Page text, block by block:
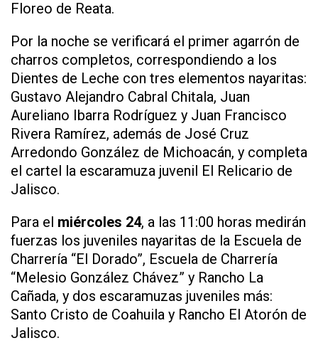
Floreo de Reata.
Por la noche se verificará el primer agarrón de
charros completos, correspondiendo a los
Dientes de Leche con tres elementos nayaritas:
Gustavo Alejandro Cabral Chitala, Juan
Aureliano Ibarra Rodríguez y Juan Francisco
Rivera Ramírez, además de José Cruz
Arredondo González de Michoacán, y completa
el cartel la escaramuza juvenil El Relicario de
Jalisco.
Para el miércoles 24, a las 11:00 horas medirán
fuerzas los juveniles nayaritas de la Escuela de
Charrería “El Dorado”, Escuela de Charrería
“Melesio González Chávez” y Rancho La
Cañada, y dos escaramuzas juveniles más:
Santo Cristo de Coahuila y Rancho El Atorón de
Jalisco.